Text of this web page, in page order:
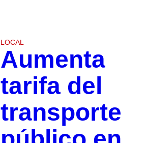
LOCAL
Aumenta
tarifa del
transporte